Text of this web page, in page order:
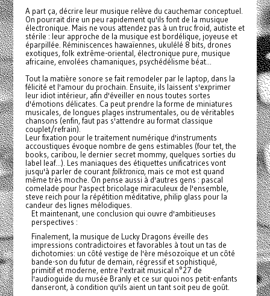
A part ça, décrire leur musique relève du cauchemar conceptuel.
On pourrait dire un peu rapidement qu'ils font de la musique
électronique. Mais ne vous attendez pas à un truc froid, autiste et
stérile : leur approche de la musique est bordélique, joyeuse et
éparpillée. Réminiscences hawaïennes, ukulélé 8 bits, drones
exotiques, folk extrême-oriental, électronique pure, musique
africaine, envolées chamaniques, psychédélisme béat...
Tout la matière sonore se fait remodeler par le laptop, dans la
félicité et l'amour du prochain. Ensuite, ils laissent s'exprimer
leur idiot intérieur, afin d'éveiller en nous toutes sortes
d'émotions délicates. Ca peut prendre la forme de miniatures
musicales, de longues plages instrumentales, ou de véritables
chansons (enfin, faut pas s'attendre au format classique
couplet/refrain).
Leur fixation pour le traitement numérique d'instruments
accoustiques évoque nombre de gens estimables (four tet, the
books, caribou, le dernier secret mommy, quelques sorties du
label leaf...). Les maniaques des étiquettes unificatrices vont
jusqu'à parler de courant folktronica, mais ce mot est quand
même très moche. On pense aussi à d'autres gens : pascal
comelade pour l'aspect bricolage miraculeux de l'ensemble,
steve reich pour la répétition méditative, philip glass pour la
candeur des lignes mélodiques.
Et maintenant, une conclusion qui ouvre d'ambitieuses
perspectives :
Finalement, la musique de Lucky Dragons éveille des
impressions contradictoires et favorables à tout un tas de
dichotomies: un côté vestige de l'ère mésozoïque et un côté
bande-son du futur de demain, régressif et sophistiqué,
primitif et moderne, entre l'extrait musical n°27 de
l'audioguide du musée Branly et ce sur quoi nos petit-enfants
danseront, à condition qu'ils aient un tant soit peu de goût.